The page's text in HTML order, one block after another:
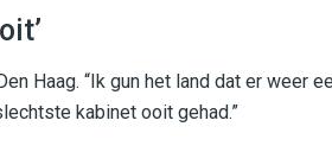
Haag. “Ik gun het land dat er weer
kabinet ooit gehad.”